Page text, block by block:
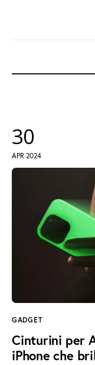
Web Log
30
APR 2024
GADGET
Cinturini per
iPhone che